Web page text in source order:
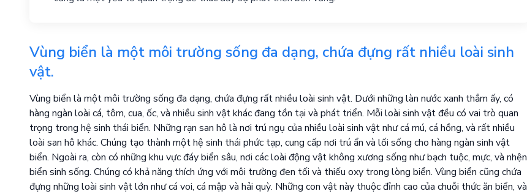
Vùng biển là một môi trường sống đa dạng, chứa đựng rất nhiều loài sinh
vật.
Vùng biển là một môi trường sống đa dạng, chứa đựng rất nhiều loài sinh vật. Dưới những làn nước xanh thẳm ấy, có
hàng ngàn loài cá, tôm, cua, ốc, và nhiều sinh vật khác đang tồn tại và phát triển. Mỗi loài sinh vật đều có vai trò quan
trọng trong hệ sinh thái biển. Những rạn san hô là nơi trú ngụ của nhiều loài sinh vật như cá mú, cá hồng, và rất nhiều
loài san hô khác. Chúng tạo thành một hệ sinh thái phức tạp, cung cấp nơi trú ẩn và lối sống cho hàng ngàn sinh vật
biển. Ngoài ra, còn có những khu vực đáy biển sâu, nơi các loài động vật không xương sống như bạch tuộc, mực, và nhện
biển sinh sống. Chúng có khả năng thích ứng với môi trường đen tối và thiếu oxy trong lòng biển. Vùng biển cũng chứa
đựng những loài sinh vật lớn như cá voi, cá mập và hải quỳ. Những con vật này thuộc đỉnh cao của chuỗi thức ăn biển, và